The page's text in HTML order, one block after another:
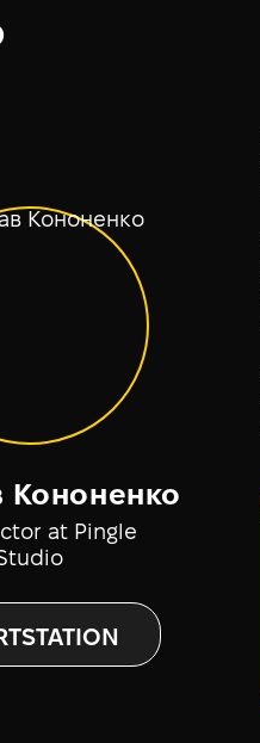
Кононенко
at Pingle